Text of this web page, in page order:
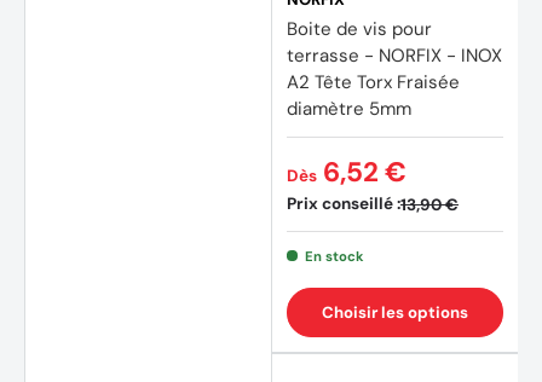
Boite de vis pour
terrasse - NORFIX - INOX
A2 Tête Torx Fraisée
diamètre 5mm
Prix conseillé :13,90 €
Dès 6,52 €
En stock
Choisir les options